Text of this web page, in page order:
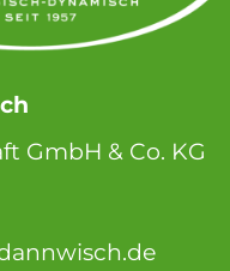
GmbH & Co. KG